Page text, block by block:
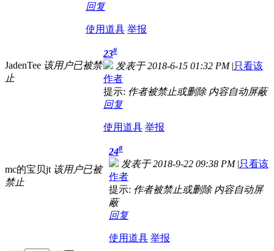
回复
使用道具 举报
JadenTee 该用户已被禁
止
23#
发表于 2018-6-15 01:32 PM |只看该
作者
提示: 作者被禁止或删除 内容自动屏蔽
回复
使用道具 举报
mc的宝贝jt 该用户已被
禁止
24#
发表于 2018-9-22 09:38 PM |只看该
作者
提示: 作者被禁止或删除 内容自动屏
蔽
回复
使用道具 举报